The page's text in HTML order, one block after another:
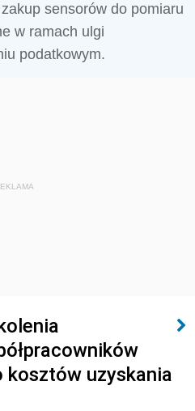
sensorów do pomiaru
w ramach ulgi
podatkowym.
kosztów uzyskania